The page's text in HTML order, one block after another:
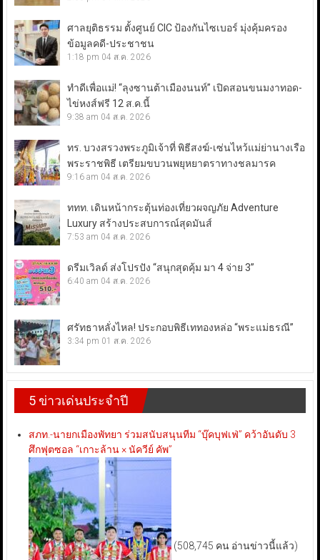
ศาลยุติธรรม ตั้งศูนย์ CIC ป้องกันไซเบอร์ มุ่งคุ้มครอง
ข้อมูลคดี-ประชาชน
1:18 pm 04 ส.ค. 2026
ทำดีเพื่อแม่! “ลุงซานต้าเมืองนนท์” เปิดสอนขนมงาทอด-
ไข่หงส์ฟรี 12 ส.ค.นี้
9:38 am 04 ส.ค. 2026
ทร. บวงสรวงพระภูมิเจ้าที่ พิธีสงฆ์-เซ่นไหว้แม่ย่านางเรือ
พระราชพิธี เตรียมขบวนพยุหยาตราทางชลมารค
9:16 am 04 ส.ค. 2026
ททท. เดินหน้ากระตุ้นท่องเที่ยวผจญภัย Adventure
Luxury สร้างประสบการณ์สุดมันส์
7:53 am 04 ส.ค. 2026
ดรีมเวิลด์ ส่งโปรปัง “สนุกสุดคุ้ม มา 4 จ่าย 3”
6:40 am 04 ส.ค. 2026
ศรัทธาหลั่งไหล! ประกอบพิธีเททองหล่อ “พระแม่ธรณี”
3:34 pm 01 ส.ค. 2026
5 ข่าวเด่นประจำปี
สภท.-นายกเมืองพัทยา ร่วมสนับสนุนทีม “บุ๊คบุฟเฟ่” คว้าอันดับ 3
ศึกฟุตซอล “เกาะล้าน × นัควีย์ คัพ”
(508,745 คน อ่านข่าวนี้แล้ว)